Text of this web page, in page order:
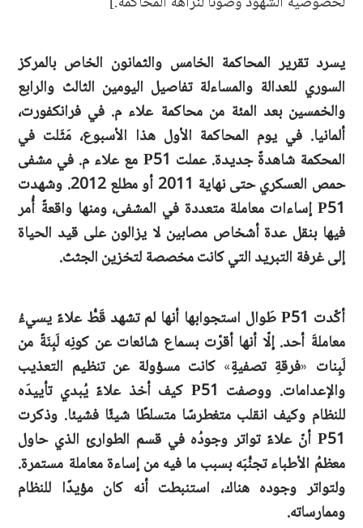
يسرد تقرير المحاكمة الخامس والثمانون الخاص بالمركز
السوري للعدالة والمساءلة تفاصيل اليومين الثالث والرابع
والخمسين بعد المئة من محاكمة علاء م. في فرانكفورت،
ألمانيا. في يوم المحاكمة الأول هذا الأسبوع، مَثَلت في
المحكمة شاهدةٌ جديدة. عملت P51 مع علاء م. في مشفى
حمص العسكري حتى نهاية 2011 أو مطلع 2012. وشهدت
P51 إساءات معاملة متعددة في المشفى، ومنها واقعةٌ أُمر
فيها بنقل عدة أشخاص مصابين لا يزالون على قيد الحياة
إلى غرفة التبريد التي كانت مخصصة لتخزين الجثث.
أكّدت P51 طَوال استجوابها أنها لم تشهد قَطُّ علاءً يسيءُ
معاملةَ أحد. إلّا أنها أقرّت بسماع شائعات عن كونِه لَبِنَةً من
لَبِنات «فرقةِ تصفيةٍ» كانت مسؤولة عن تنظيم التعذيب
والإعدامات. ووصفت P51 كيف أخذ علاءٌ يُبدي تأييدَه
للنظام وكيف انقلب متغطرسًا متسلطًا شيئًا فشيئا. وذكرت
P51 أنّ علاءً تواتر وجودُه في قسم الطوارئ الذي حاول
معظمُ الأطباء تجنُّبَه بسبب ما فيه من إساءة معاملة مستمرة.
ولتواتر وجوده هناك، استنبطت أنه كان مؤيدًا للنظام
وممارساته.